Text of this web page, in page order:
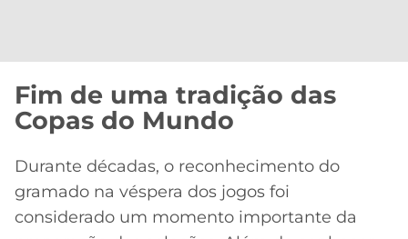
Fim de uma tradição das
Copas do Mundo
Durante décadas, o reconhecimento do
gramado na véspera dos jogos foi
considerado um momento importante da